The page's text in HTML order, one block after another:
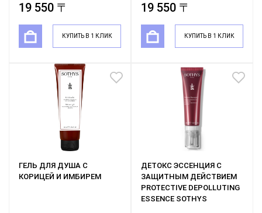
19 550 〒
КУПИТЬ В 1 КЛИК
19 550 〒
КУПИТЬ В 1 КЛИК
ГЕЛЬ ДЛЯ ДУША С
КОРИЦЕЙ И ИМБИРЕМ
ДЕТОКС ЭССЕНЦИЯ С
ЗАЩИТНЫМ ДЕЙСТВИЕМ
PROTECTIVE DEPOLLUTING
ESSENCE SOTHYS